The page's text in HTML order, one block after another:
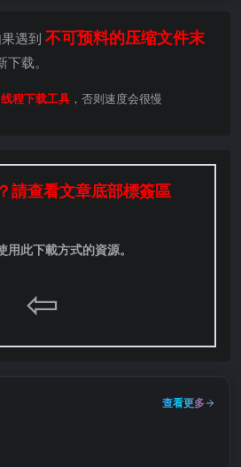
遇到 不可预料的压缩文件末
下载。
程下载工具 ，否则速度会很慢
請查看文章底部標簽區
此下載方式的資源。
⇦
查看更多